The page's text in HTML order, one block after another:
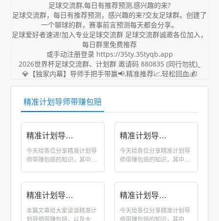
足球交流群,每日有推荐预测,感兴趣的来?
足球交流群，每日有推荐预测，感兴趣的来?交友足球群。创建了
一个聊球的群，赛事前言预测每天都会分享。
足球爱好者速进!加入专业足球交流群 足球交流群诚邀各位加入，
每日群里免费推荐
或手动注册登录 https://35ty.35tyqb.app
2026世界杯足球交流群、计划群 邀请码 880835 (同行勿扰)_
💎【独家内幕】导师手把手带赢📢,精准推荐📈,轻松回血💰!
精准计划导师带赚包赔
精准计划导师带赚包赔_投资10元一小时赚500导师 114gzrr.com
今天给各位分享精准计划导
师带赚包赔的知识，其中也
精准计划导师带赚包赔_精准计划导师带赚包赔今日搜狐 114gzrr.com
今天给各位分享精准计划导
师带赚包赔的知识，其中也
精准计划导师带赚包赔_大小单双导师带赚包赔 114gzrr.com
本篇文章给大家谈谈精准计
划导师带赚包赔，以及大小
精准计划导师带赚包赔_导师一对一带计划赚钱 114gzrr.com
今天给各位分享精准计划导
师带赚包赔的知识，其中也